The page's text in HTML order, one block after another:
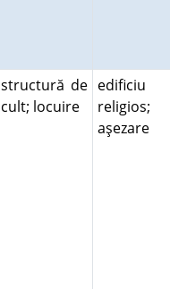
structură de
cult; locuire
edificiu
religios;
aşezare